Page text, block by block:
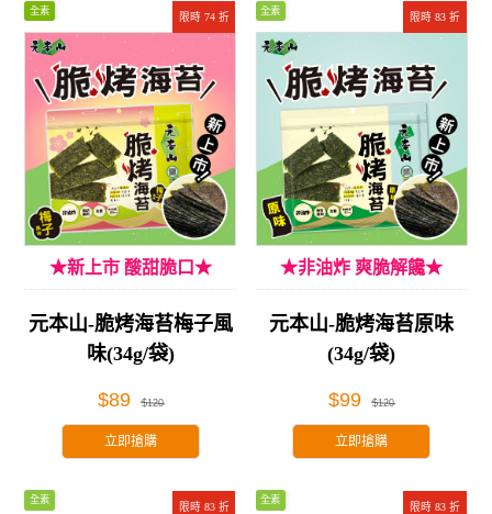
限時 74 折
全素
★新上市 酸甜脆口★
元本山-脆烤海苔梅子風
味(34g/袋)
$89 $120
立即搶購
限時 83 折
全素
★非油炸 爽脆解饞★
元本山-脆烤海苔原味
(34g/袋)
$99 $120
立即搶購
限時 83 折
全素
限時 83 折
全素